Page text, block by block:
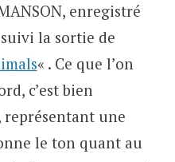
enregistré
la sortie de
« . Ce que l’on
c’est bien
une
le ton quant au